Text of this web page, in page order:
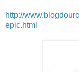
http://
epic.html